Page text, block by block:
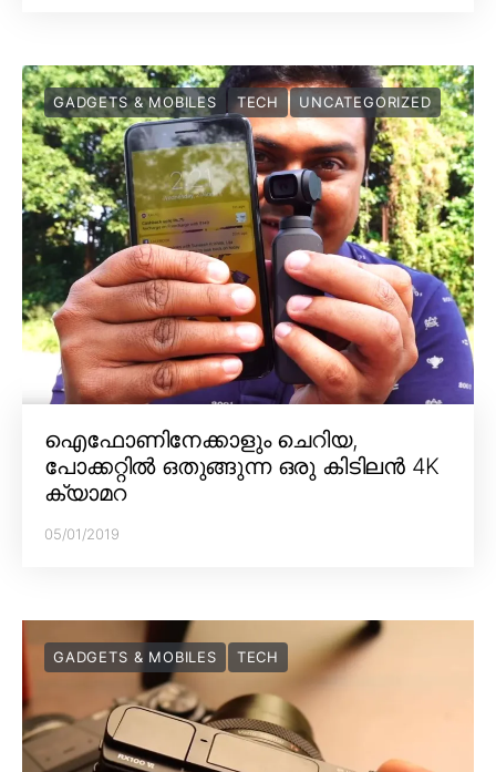
GADGETS & MOBILES TECH UNCATEGORIZED
ഐഫോണിനേക്കാളും ചെറിയ,
പോക്കറ്റിൽ ഒതുങ്ങുന്ന ഒരു കിടിലൻ 4K
ക്യാമറ
05/01/2019
GADGETS & MOBILES TECH